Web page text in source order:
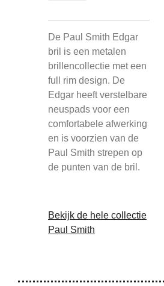
De Paul Smith Edgar
bril is een metalen
brillencollectie met een
full rim design. De
Edgar heeft verstelbare
neuspads voor een
comfortabele afwerking
en is voorzien van de
Paul Smith strepen op
de punten van de bril.
Bekijk de hele collectie
Paul Smith